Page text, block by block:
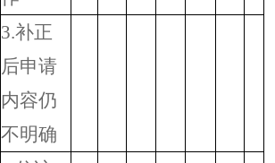
3.补正
后申请
内容仍
不明确